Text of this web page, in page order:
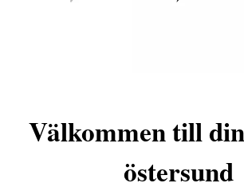
Välkommen till
östersund